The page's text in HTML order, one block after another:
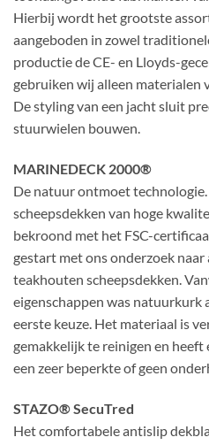
Hierbij wordt het grootste
aangeboden in zowel
productie de CE- en Lloyds-
gebruiken wij alleen materialen
De styling van een jacht sluit
stuurwielen bouwen.
MARINEDECK 2000®
De natuur ontmoet
scheepsdekken van hoge
bekroond met het FSC-
gestart met ons onderzoek
teakhouten scheepsdekken.
eigenschappen was natuurkurk
eerste keuze. Het materiaal is
gemakkelijk te reinigen en heeft
een zeer beperkte of geen
STAZO® SecuTred
Het comfortabele antislip